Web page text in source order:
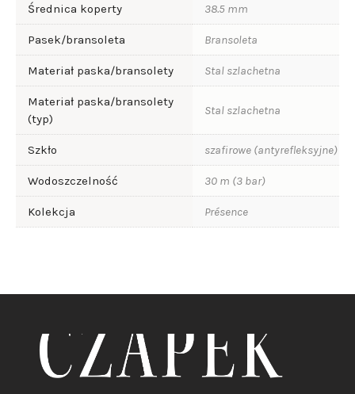
Średnica koperty 38.5 mm
Pasek/bransoleta Bransoleta
Materiał paska/bransolety Stal szlachetna
Materiał paska/bransolety
(typ)
Stal szlachetna
Szkło szafirowe (antyrefleksyjne)
Wodoszczelność 30 m (3 bar)
Kolekcja Présence